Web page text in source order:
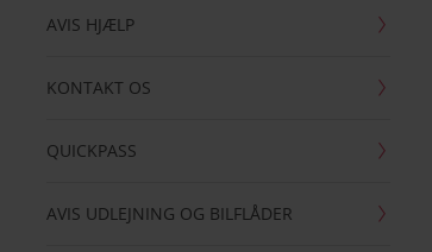
AVIS HJÆLP
KONTAKT OS
QUICKPASS
AVIS UDLEJNING OG BILFLÅDER